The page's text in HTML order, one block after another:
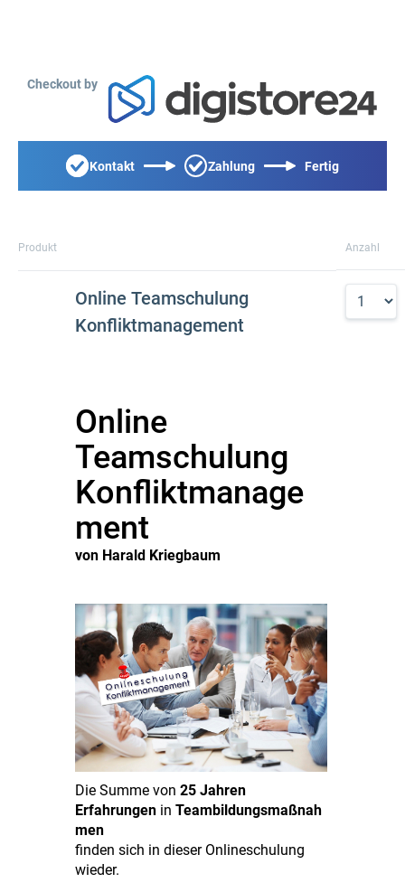
Checkout by
Kontakt Zahlung Fertig
Produkt Anzahl
Online Teamschulung
Konfliktmanagement
Online
Teamschulung
Konfliktmanage
ment
von Harald Kriegbaum
Die Summe von 25 Jahren
Erfahrungen in Teambildungsmaßnah
men
finden sich in dieser Onlineschulung
wieder.